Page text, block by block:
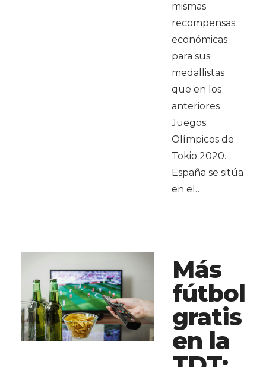
mismas
recompensas
económicas
para sus
medallistas
que en los
anteriores
Juegos
Olímpicos de
Tokio 2020.
España se sitúa
en el…
Más
fútbol
gratis
en la